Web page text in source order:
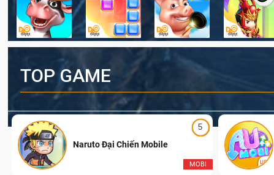
TOP GAME
5
MOBI
Naruto Đại Chiến Mobile